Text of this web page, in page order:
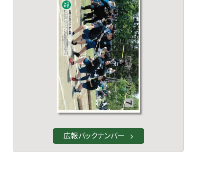
広報バックナンバー